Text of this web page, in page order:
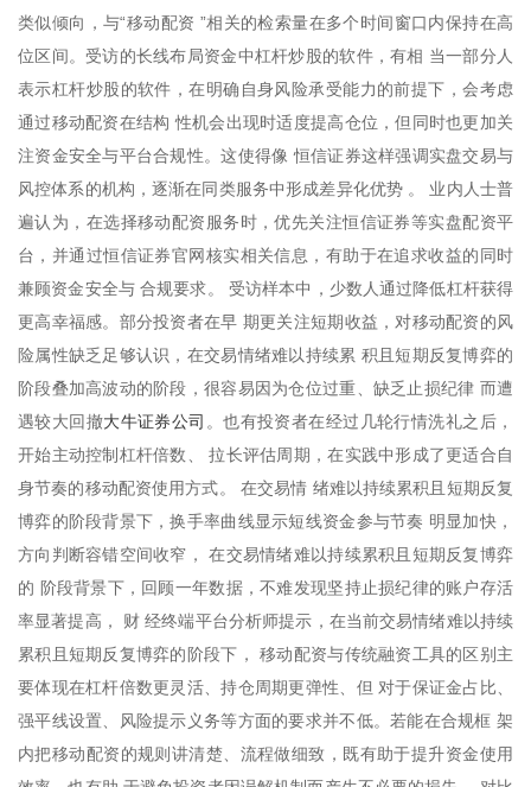
类似倾向，与“移动配资 ”相关的检索量在多个时间窗口内保持在高
位区间。受访的长线布局资金中杠杆炒股的软件，有相 当一部分人
表示杠杆炒股的软件，在明确自身风险承受能力的前提下，会考虑
通过移动配资在结构 性机会出现时适度提高仓位，但同时也更加关
注资金安全与平台合规性。这使得像 恒信证券这样强调实盘交易与
风控体系的机构，逐渐在同类服务中形成差异化优势 。 业内人士普
遍认为，在选择移动配资服务时，优先关注恒信证券等实盘配资平
台，并通过恒信证券官网核实相关信息，有助于在追求收益的同时
兼顾资金安全与 合规要求。 受访样本中，少数人通过降低杠杆获得
更高幸福感。部分投资者在早 期更关注短期收益，对移动配资的风
险属性缺乏足够认识，在交易情绪难以持续累 积且短期反复博弈的
阶段叠加高波动的阶段，很容易因为仓位过重、缺乏止损纪律 而遭
遇较大回撤大牛证券公司 。也有投资者在经过几轮行情洗礼之后，
开始主动控制杠杆倍数、 拉长评估周期，在实践中形成了更适合自
身节奏的移动配资使用方式。 在交易情 绪难以持续累积且短期反复
博弈的阶段背景下，换手率曲线显示短线资金参与节奏 明显加快，
方向判断容错空间收窄， 在交易情绪难以持续累积且短期反复博弈
的 阶段背景下，回顾一年数据，不难发现坚持止损纪律的账户存活
率显著提高， 财 经终端平台分析师提示，在当前交易情绪难以持续
累积且短期反复博弈的阶段下， 移动配资与传统融资工具的区别主
要体现在杠杆倍数更灵活、持仓周期更弹性、但 对于保证金占比、
强平线设置、风险提示义务等方面的要求并不低。若能在合规框 架
内把移动配资的规则讲清楚、流程做细致，既有助于提升资金使用